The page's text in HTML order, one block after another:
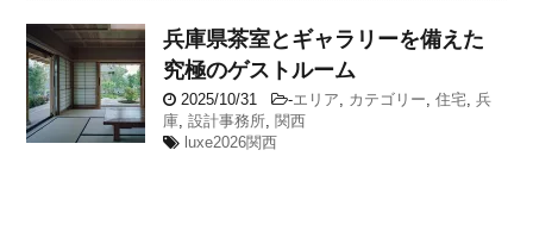
兵庫県茶室とギャラリーを備えた
究極のゲストルーム
2025/10/31 -エリア, カテゴリー,住宅,兵
庫,設計事務所, 関西
luxe2026関西